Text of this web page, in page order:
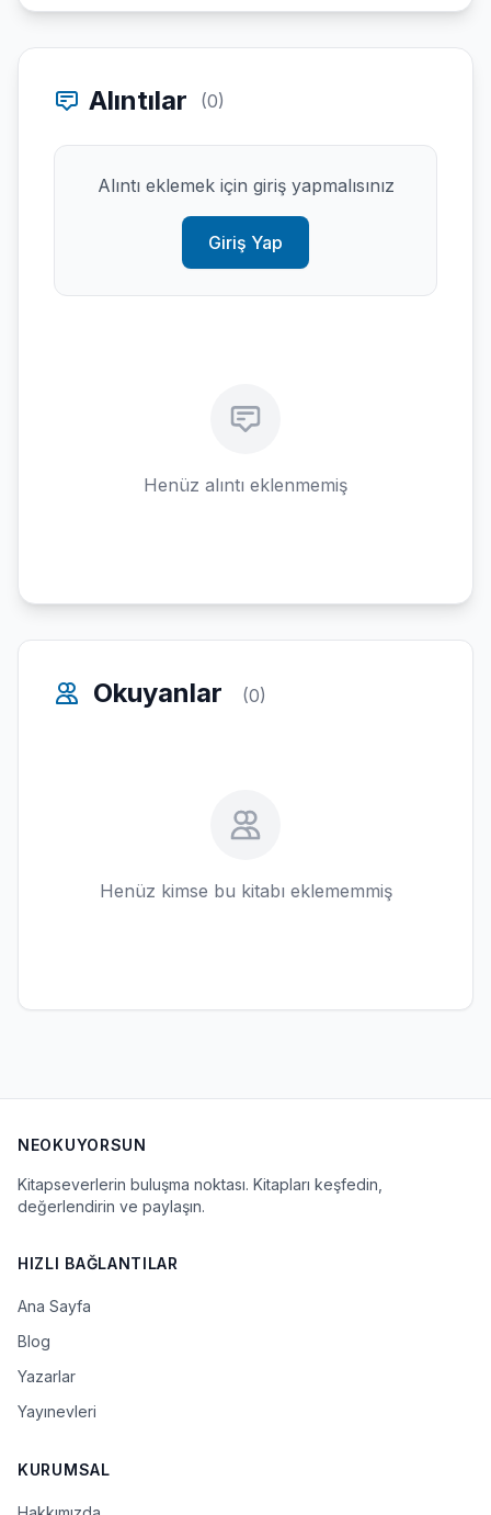
Alıntılar (0)
Alıntı eklemek için giriş yapmalısınız
Giriş Yap
Henüz alıntı eklenmemiş
Okuyanlar (0)
Henüz kimse bu kitabı eklememmiş
NEOKUYORSUN
Kitapseverlerin buluşma noktası. Kitapları keşfedin,
değerlendirin ve paylaşın.
HIZLI BAĞLANTILAR
Ana Sayfa
Blog
Yazarlar
Yayınevleri
KURUMSAL